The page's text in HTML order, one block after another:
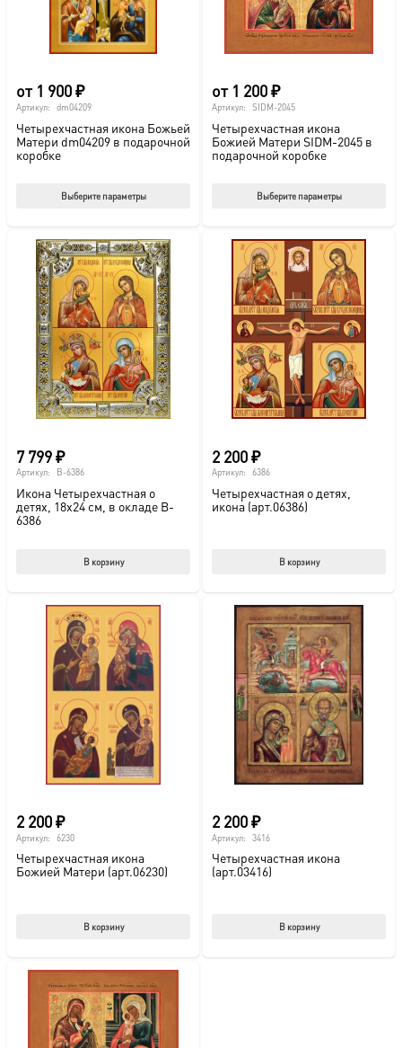
от 1 900₽
Артикул: dm04209
Четырехчастная икона Божьей
Матери dm04209 в подарочной
коробке
Выберите параметры
от 1 200₽
Артикул: SIDM-2045
Четырехчастная икона
Божией Матери SIDM-2045 в
подарочной коробке
Выберите параметры
7 799₽
Артикул: B-6386
Икона Четырехчастная о
детях, 18х24 см, в окладе B-
6386
В корзину
2 200₽
Артикул: 6386
Четырехчастная о детях,
икона (арт.06386)
В корзину
2 200₽
Артикул: 6230
Четырехчастная икона
Божией Матери (арт.06230)
В корзину
2 200₽
Артикул: 3416
Четырехчастная икона
(арт.03416)
В корзину